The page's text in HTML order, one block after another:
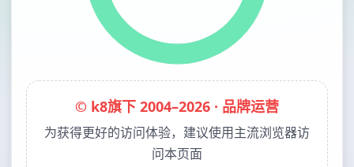
© k8旗下 2004–2026 · 品牌运营
为获得更好的访问体验，建议使用主流浏览器访
问本页面